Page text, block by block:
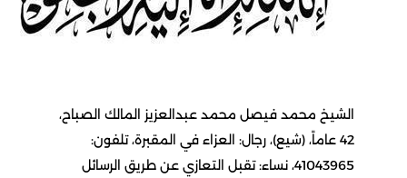
الشيخ محمد فيصل محمد عبدالعزيز المالك الصباح،
42 عاماً، (شيع)، رجال: العزاء في المقبرة، تلفون:
41043965، نساء: تقبل التعازي عن طريق الرسائل